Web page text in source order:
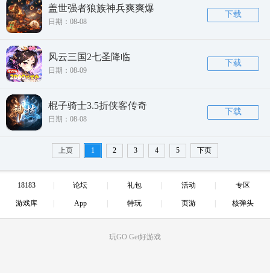
盖世强者狼族神兵爽爽爆
日期：08-08
下载
风云三国2七圣降临
日期：08-09
下载
棍子骑士3.5折侠客传奇
日期：08-08
下载
上页 1 2 3 4 5 下页
18183 论坛 礼包 活动 专区
游戏库 App 特玩 页游 核弹头
玩GO Get好游戏